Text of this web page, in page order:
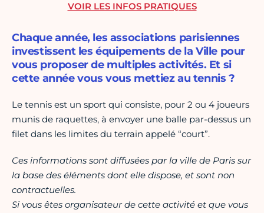
Chaque année, les associations parisiennes
investissent les équipements de la Ville pour
vous proposer de multiples activités. Et si
cette année vous vous mettiez au tennis ?
Le tennis est un sport qui consiste, pour 2 ou 4 joueurs
munis de raquettes, à envoyer une balle par-dessus un
filet dans les limites du terrain appelé “court”.
Ces informations sont diffusées par la ville de Paris sur
la base des éléments dont elle dispose, et sont non
contractuelles.
Si vous êtes organisateur de cette activité et que vous
VOIR LES INFOS PRATIQUES